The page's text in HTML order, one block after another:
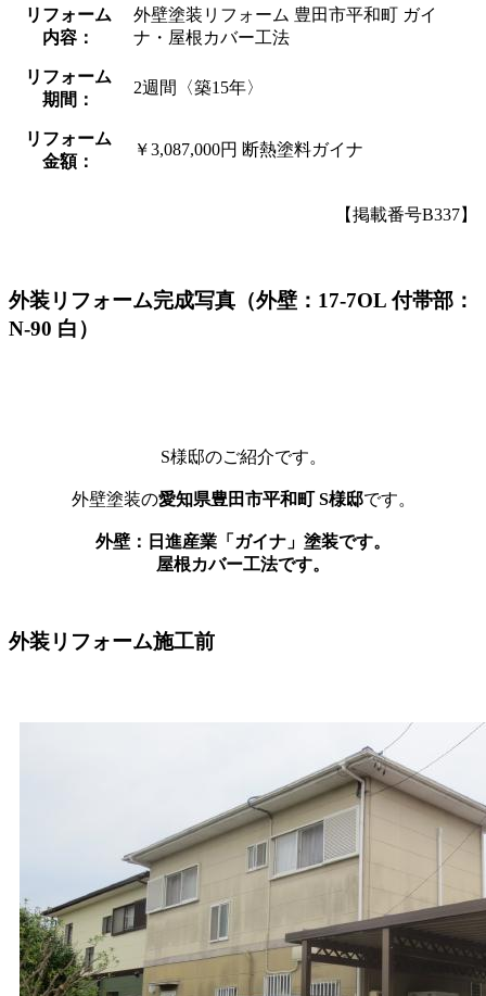
リフォーム
内容：
外壁塗装リフォーム 豊田市平和町 ガイ
ナ・屋根カバー工法
リフォーム
期間：
2週間〈築15年〉
リフォーム
金額：
￥3,087,000円 断熱塗料ガイナ
【掲載番号B337】
外装リフォーム完成写真（外壁：17-7OL 付帯部：
N-90 白）
S様邸のご紹介です。
外壁塗装の愛知県豊田市平和町 S様邸です。
外壁：日進産業「ガイナ」塗装です。
屋根カバー工法です。
外装リフォーム施工前